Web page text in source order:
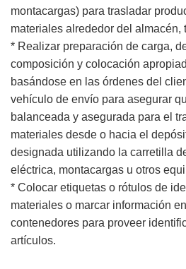
montacargas) para trasladar
materiales alrededor del almacén,
* Realizar preparación de carga,
composición y colocación
basándose en las órdenes del
vehículo de envío para asegurar
balanceada y asegurada para el
materiales desde o hacia el
designada utilizando la carretilla
eléctrica, montacargas u otros
* Colocar etiquetas o rótulos de
materiales o marcar información
contenedores para proveer
artículos.